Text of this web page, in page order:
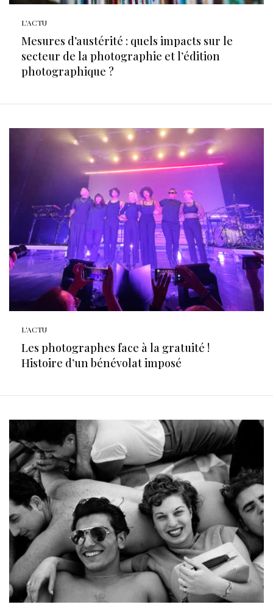
L'ACTU
Mesures d’austérité : quels impacts sur le
secteur de la photographie et l’édition
photographique ?
L'ACTU
Les photographes face à la gratuité !
Histoire d’un bénévolat imposé